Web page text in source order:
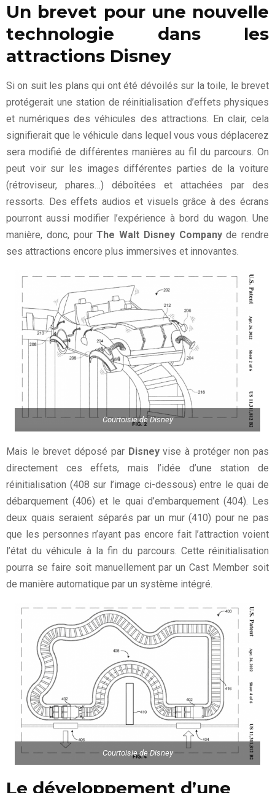
Un brevet pour une nouvelle
technologie dans les
attractions Disney
Si on suit les plans qui ont été dévoilés sur la toile, le brevet
protégerait une station de réinitialisation d’effets physiques
et numériques des véhicules des attractions. En clair, cela
signifierait que le véhicule dans lequel vous vous déplacerez
sera modifié de différentes manières au fil du parcours. On
peut voir sur les images différentes parties de la voiture
(rétroviseur, phares…) déboîtées et attachées par des
ressorts. Des effets audios et visuels grâce à des écrans
pourront aussi modifier l’expérience à bord du wagon. Une
manière, donc, pourThe Walt Disney Companyde rendre
ses attractions encore plus immersives et innovantes.
Courtoisie de Disney
Mais le brevet déposé par Disneyvise à protéger non pas
directement ces effets, mais l’idée d’une station de
réinitialisation (408 sur l’image ci-dessous) entre le quai de
débarquement (406) et le quai d’embarquement (404). Les
deux quais seraient séparés par un mur (410) pour ne pas
que les personnes n’ayant pas encore fait l’attraction voient
l’état du véhicule à la fin du parcours. Cette réinitialisation
pourra se faire soit manuellement par un Cast Member soit
de manière automatique par un système intégré.
Courtoisie de Disney
Le développement d’une